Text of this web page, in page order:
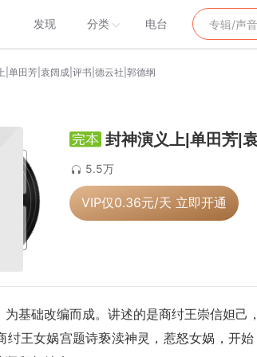
发现 分类 电台
|单田芳|袁阔成|评书|德云社|郭德纲
封神演义上|单田芳|
5.5万
VIP仅0.36元/天 立即开通
基础改编而成。讲述的是商纣王崇信妲己
纣王女娲宫题诗亵渎神灵，惹怒女娲，开